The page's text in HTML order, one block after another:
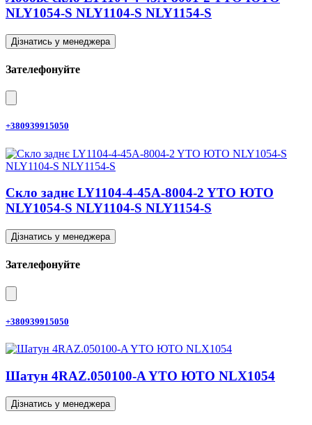
NLY1054-S NLY1104-S NLY1154-S
Дізнатись у менеджера
Зателефонуйте
+380939915050
Скло заднє LY1104-4-45A-8004-2 YTO ЮТО
NLY1054-S NLY1104-S NLY1154-S
Дізнатись у менеджера
Зателефонуйте
+380939915050
Шатун 4RAZ.050100-A YTO ЮТО NLX1054
Дізнатись у менеджера